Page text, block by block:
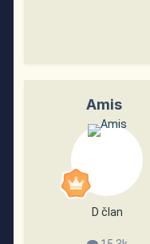
Amis
D član